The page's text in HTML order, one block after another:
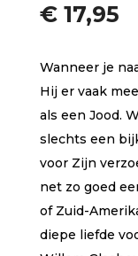
€17,95
Wanneer je
Hij er vaak
als een Jood.
slechts een
voor Zijn
net zo goed
of Zuid-
diepe liefde